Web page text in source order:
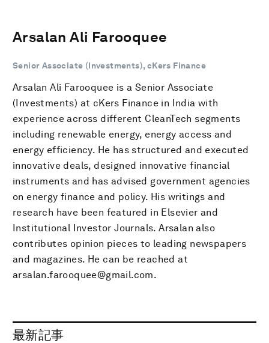
Arsalan Ali Farooquee
Senior Associate (Investments), cKers Finance
Arsalan Ali Farooquee is a Senior Associate
(Investments) at cKers Finance in India with
experience across different CleanTech segments
including renewable energy, energy access and
energy efficiency. He has structured and executed
innovative deals, designed innovative financial
instruments and has advised government agencies
on energy finance and policy. His writings and
research have been featured in Elsevier and
Institutional Investor Journals. Arsalan also
contributes opinion pieces to leading newspapers
and magazines. He can be reached at
arsalan.farooquee@gmail.com.
最新記事